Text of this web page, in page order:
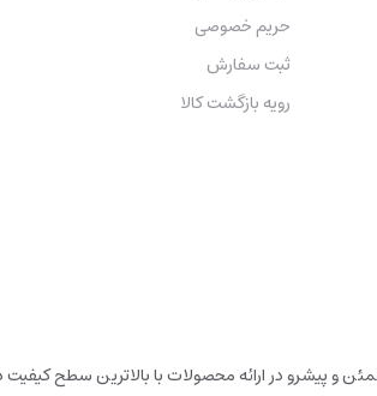
حریم خصوصی
ثبت سفارش
رویه بازگشت کالا
و پیشرو در ارائه محصولات با بالاترین سطح